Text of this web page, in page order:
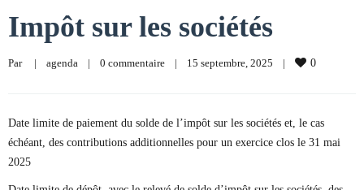
Impôt sur les sociétés
Par | agenda | 0 commentaire | 15 septembre, 2025 | 0
Date limite de paiement du solde de l’impôt sur les sociétés et, le cas
échéant, des contributions additionnelles pour un exercice clos le 31 mai
2025